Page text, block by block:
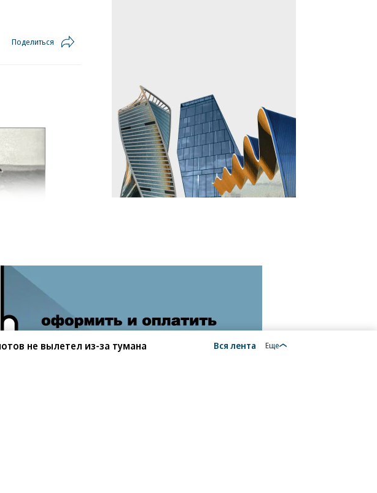
Поделиться
не вылетел из-за тумана Вся лента Еще